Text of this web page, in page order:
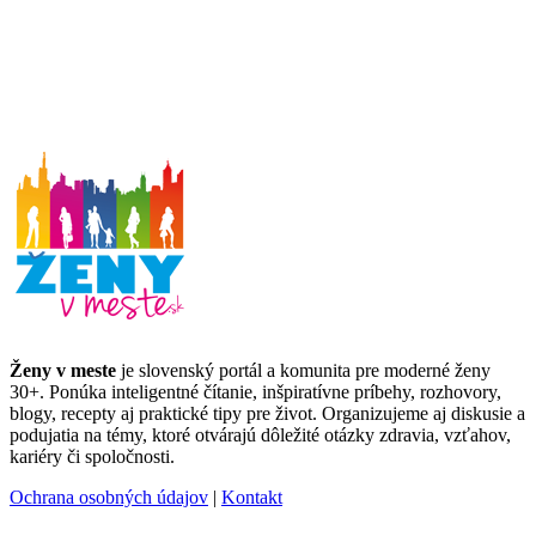
Ženy v meste je slovenský portál a komunita pre moderné ženy
30+. Ponúka inteligentné čítanie, inšpiratívne príbehy, rozhovory,
blogy, recepty aj praktické tipy pre život. Organizujeme aj diskusie a
podujatia na témy, ktoré otvárajú dôležité otázky zdravia, vzťahov,
kariéry či spoločnosti.
Ochrana osobných údajov | Kontakt